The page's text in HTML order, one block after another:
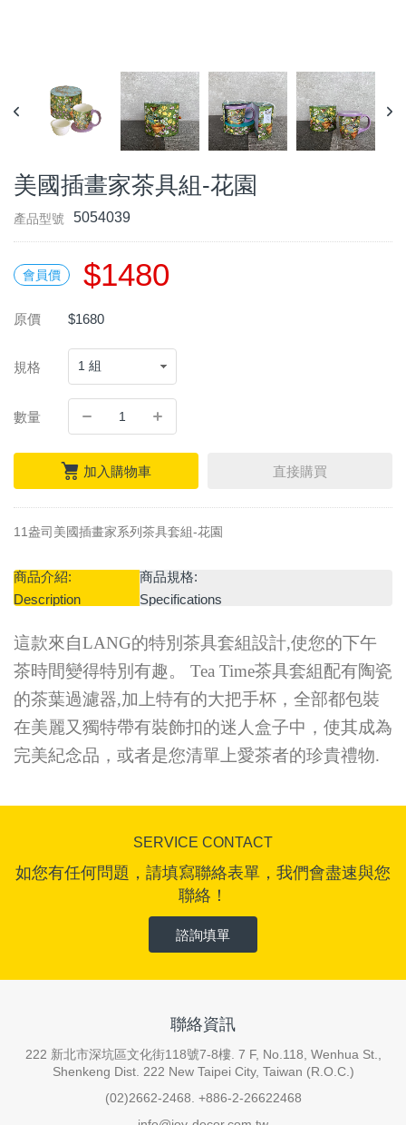
美國插畫家茶具組-花園
產品型號 5054039
會員價 $1480
原價 $1680
規格
數量
加入購物車 直接購買
11盎司美國插畫家系列茶具套組-花園
商品介紹:
Description
商品規格:
Specifications
這款來自LANG的特別茶具套組設計,使您的下午
茶時間變得特別有趣。 Tea Time茶具套組配有陶瓷
的茶葉過濾器,加上特有的大把手杯，全部都包裝
在美麗又獨特帶有裝飾扣的迷人盒子中，使其成為
完美紀念品，或者是您清單上愛茶者的珍貴禮物.
SERVICE CONTACT
如您有任何問題，請填寫聯絡表單，我們會盡速與您
聯絡！
諮詢填單
聯絡資訊
222 新北市深坑區文化街118號7-8樓. 7 F, No.118, Wenhua St.,
Shenkeng Dist. 222 New Taipei City, Taiwan (R.O.C.)
(02)2662-2468. +886-2-26622468